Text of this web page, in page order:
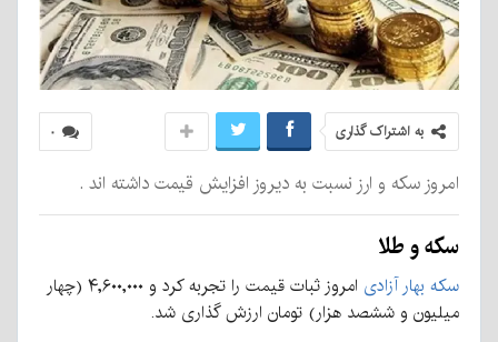
۰ به اشتراک گذاری
امروز سکه و ارز نسبت به دیروز افزایش قیمت داشته اند .
سکه و طلا
سکه بهار آزادی
امروز ثبات قیمت را تجربه کرد و ۴,۶۰۰,۰۰۰ (چهار
میلیون و ششصد هزار) تومان ارزش گذاری شد.